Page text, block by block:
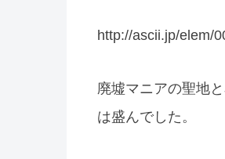
http://ascii.jp/elem/
廃墟マニアの聖地
は盛んでした。